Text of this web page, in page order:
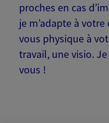
proches en cas
je m’adapte à
vous physique à
travail, une visio.
vous !